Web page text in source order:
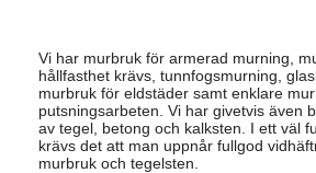
Vi har murbruk för armerad murning,
hållfasthet krävs, tunnfogsmurning,
murbruk för eldstäder samt enklare
putsningsarbeten. Vi har givetvis även
av tegel, betong och kalksten. I ett väl
krävs det att man uppnår fullgod
murbruk och tegelsten.